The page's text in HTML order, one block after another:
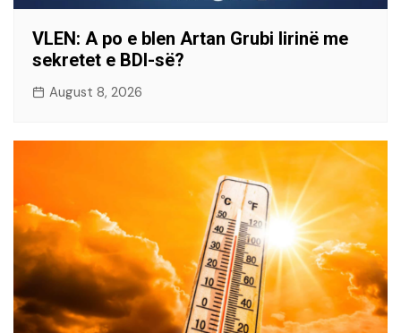
VLEN: A po e blen Artan Grubi lirinë me
sekretet e BDI-së?
August 8, 2026